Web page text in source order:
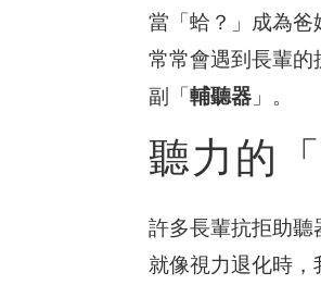
當「蛤？」成為
常常會遇到長輩
副「輔聽器 」。
聽力的
許多長輩抗拒助
就像視力退化時